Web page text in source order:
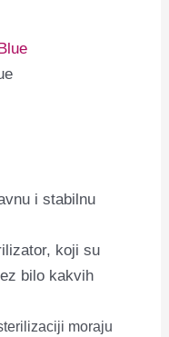
i stabilnu
koji su
bilo kakvih
moraju